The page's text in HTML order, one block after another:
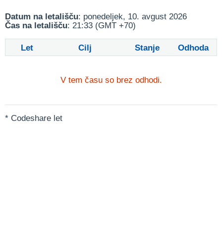
Datum na letališču: ponedeljek, 10. avgust 2026
Čas na letališču: 21:33 (GMT +70)
Let Cilj Stanje Odhoda
V tem času so brez odhodi.
* Codeshare let